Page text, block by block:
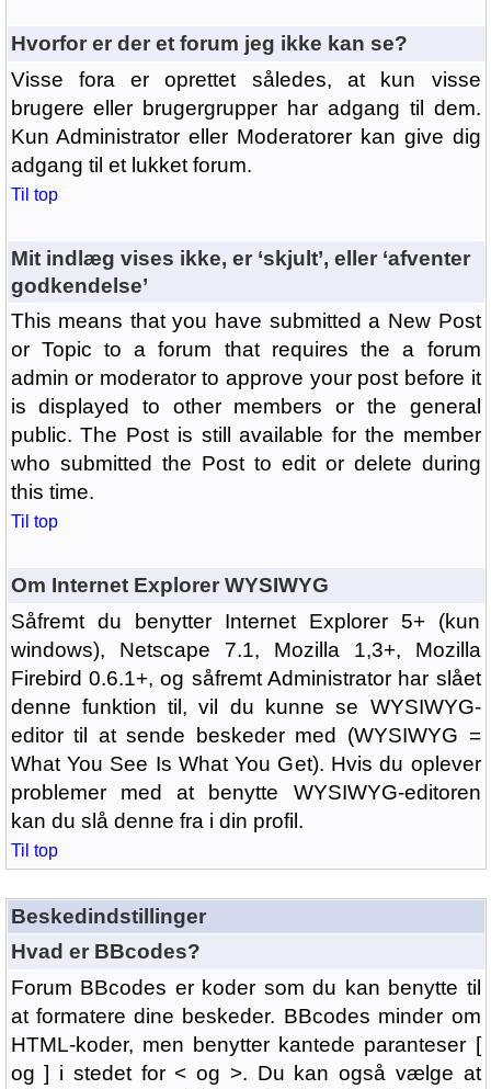
Hvorfor er der et forum jeg ikke kan se?
Visse fora er oprettet således, at kun visse
brugere eller brugergrupper har adgang til dem.
Kun Administrator eller Moderatorer kan give dig
adgang til et lukket forum.
Til top
Mit indlæg vises ikke, er ‘skjult’, eller ‘afventer
godkendelse’
This means that you have submitted a New Post
or Topic to a forum that requires the a forum
admin or moderator to approve your post before it
is displayed to other members or the general
public. The Post is still available for the member
who submitted the Post to edit or delete during
this time.
Til top
Om Internet Explorer WYSIWYG
Såfremt du benytter Internet Explorer 5+ (kun
windows), Netscape 7.1, Mozilla 1,3+, Mozilla
Firebird 0.6.1+, og såfremt Administrator har slået
denne funktion til, vil du kunne se WYSIWYG-
editor til at sende beskeder med (WYSIWYG =
What You See Is What You Get). Hvis du oplever
problemer med at benytte WYSIWYG-editoren
kan du slå denne fra i din profil.
Til top
Beskedindstillinger
Hvad er BBcodes?
Forum BBcodes er koder som du kan benytte til
at formatere dine beskeder. BBcodes minder om
HTML-koder, men benytter kantede paranteser [
og ] i stedet for < og >. Du kan også vælge at